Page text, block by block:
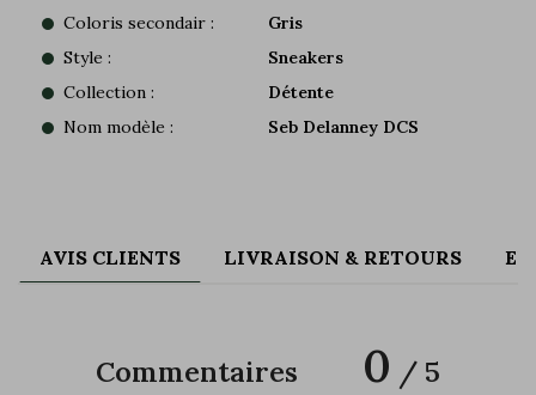
Coloris secondair :
Gris
Style :
Sneakers
Collection :
Détente
Nom modèle :
Seb Delanney DCS
AVIS CLIENTS LIVRAISON & RETOURS
Commentaires 0 / 5